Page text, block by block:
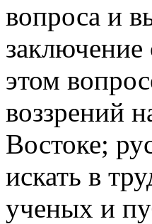
вопроса и
этом
воззрений
Востоке;
искать в
ученых и